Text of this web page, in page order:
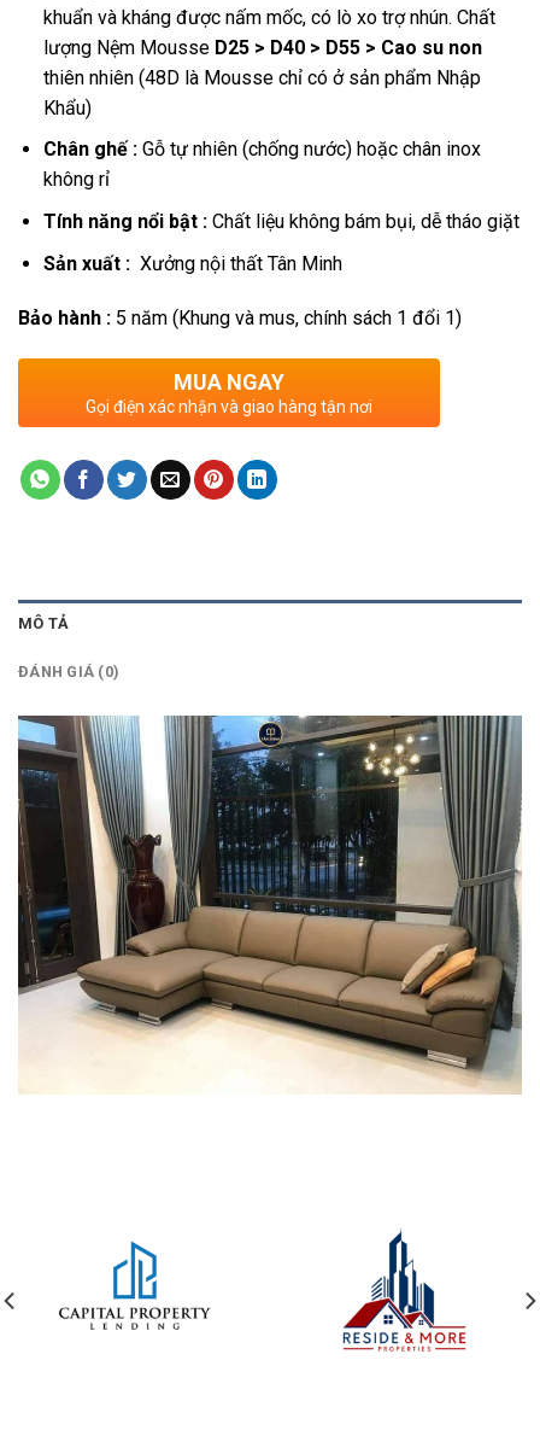
khuẩn và kháng được nấm mốc, có lò xo trợ nhún. Chất
lượng Nệm Mousse D25 > D40 > D55 > Cao su non
thiên nhiên (48D là Mousse chỉ có ở sản phẩm Nhập
Khẩu)
Chân ghế :Gỗ tự nhiên (chống nước) hoặc chân inox
không rỉ
Tính năng nổi bật :Chất liệu không bám bụi, dễ tháo giặt
Sản xuất : Xưởng nội thất Tân Minh
Bảo hành : 5 năm (Khung và mus, chính sách 1 đổi 1)
MUA NGAY
Gọi điện xác nhận và giao hàng tận nơi
MÔ TẢ
ĐÁNH GIÁ (0)